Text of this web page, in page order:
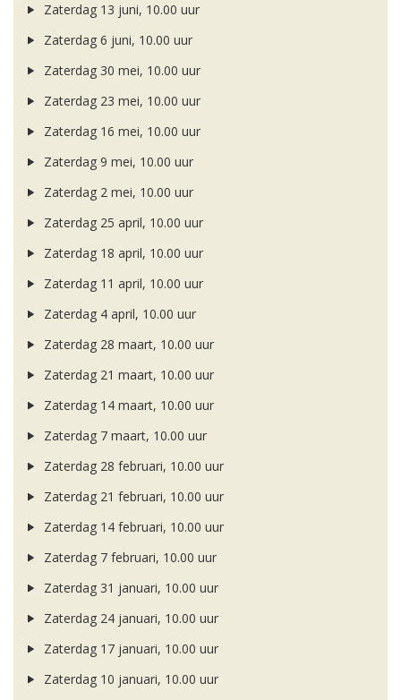
Zaterdag 13 juni, 10.00 uur
Zaterdag 6 juni, 10.00 uur
Zaterdag 30 mei, 10.00 uur
Zaterdag 23 mei, 10.00 uur
Zaterdag 16 mei, 10.00 uur
Zaterdag 9 mei, 10.00 uur
Zaterdag 2 mei, 10.00 uur
Zaterdag 25 april, 10.00 uur
Zaterdag 18 april, 10.00 uur
Zaterdag 11 april, 10.00 uur
Zaterdag 4 april, 10.00 uur
Zaterdag 28 maart, 10.00 uur
Zaterdag 21 maart, 10.00 uur
Zaterdag 14 maart, 10.00 uur
Zaterdag 7 maart, 10.00 uur
Zaterdag 28 februari, 10.00 uur
Zaterdag 21 februari, 10.00 uur
Zaterdag 14 februari, 10.00 uur
Zaterdag 7 februari, 10.00 uur
Zaterdag 31 januari, 10.00 uur
Zaterdag 24 januari, 10.00 uur
Zaterdag 17 januari, 10.00 uur
Zaterdag 10 januari, 10.00 uur